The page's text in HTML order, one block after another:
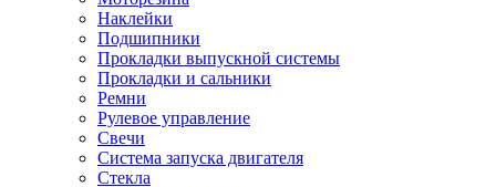
Наклейки
Подшипники
Прокладки выпускной системы
Прокладки и сальники
Ремни
Рулевое управление
Свечи
Система запуска двигателя
Стекла